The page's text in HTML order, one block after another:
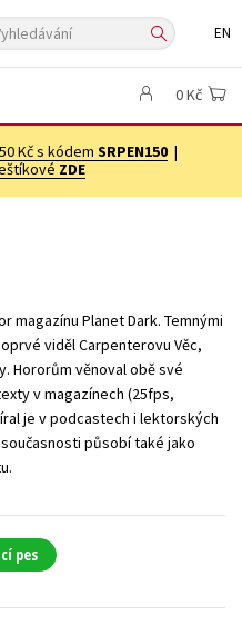
EN
- moto
Beletrie pro děti
Počítače
Poezie
Populárně - naučné pro děti
Přírodní vědy
a věda
Učebnice
0 Kč
Kč s kódem SRPEN150 |
ZDE
Planet Dark. Temnými
viděl Carpenterovu Věc,
Hororům věnoval obě své
v magazínech (25fps,
je v podcastech i lektorských
působí také jako
pes